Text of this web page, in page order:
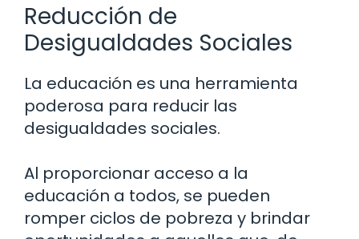
Reducción de
Desigualdades Sociales
La educación es una herramienta
poderosa para reducir las
desigualdades sociales.
Al proporcionar acceso a la
educación a todos, se pueden
romper ciclos de pobreza y brindar